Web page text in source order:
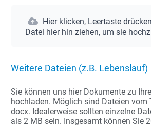
Hier klicken, Leertaste
Datei hier hin ziehen, um sie
Weitere Dateien (z.B. Lebenslauf)
Sie können uns hier Dokumente zu
hochladen. Möglich sind Dateien vom
docx. Idealerweise sollten einzelne
als 2 MB sein. Insgesamt können Sie